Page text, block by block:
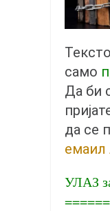
законоправило
забрањена
ћирилица
породичне
прота Воја
уместо твитера
календар српски
само
Да би
да се
емаил
УЛАЗ